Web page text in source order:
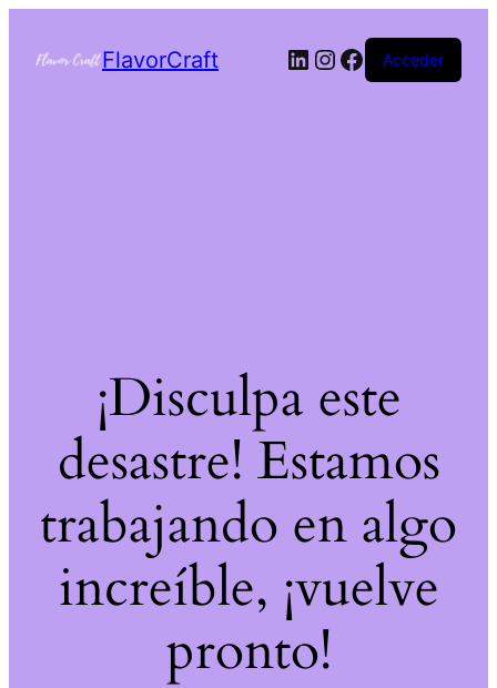
FlavorCraft Acceder
¡Disculpa este
desastre! Estamos
trabajando en algo
increíble, ¡vuelve
pronto!